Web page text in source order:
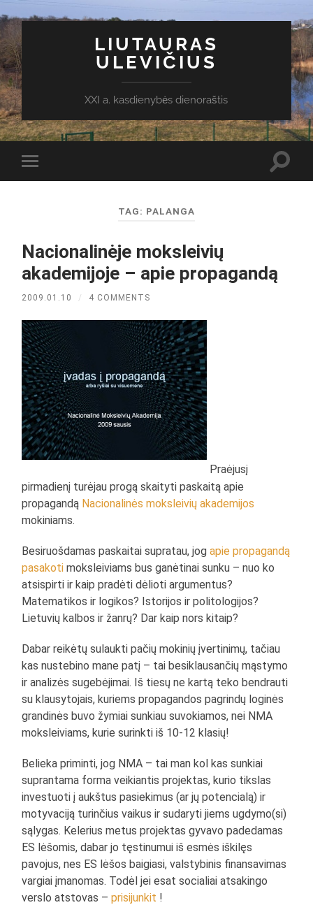
LIUTAURAS
ULEVIČIUS
XXI a. kasdienybės dienoraštis
Toggle
mobile
TAG: PALANGA
Nacionalinėje moksleivių
akademijoje – apie propagandą
2009.01.10 / 4 COMMENTS
Praėjusį
pirmadienį turėjau progą skaityti paskaitą apie
propagandą Nacionalinės moksleivių akademijos
mokiniams.
Besiruošdamas paskaitai supratau, jogapie propagandą
pasakoti moksleiviams bus ganėtinai sunku – nuo ko
atsispirti ir kaip pradėti dėlioti argumentus?
Matematikos ir logikos? Istorijos ir politologijos?
Lietuvių kalbos ir žanrų? Dar kaip nors kitaip?
Dabar reikėtų sulaukti pačių mokinių įvertinimų, tačiau
kas nustebino mane patį – tai besiklausančių mąstymo
ir analizės sugebėjimai. Iš tiesų ne kartą teko bendrauti
su klausytojais, kuriems propagandos pagrindų loginės
grandinės buvo žymiai sunkiau suvokiamos, nei NMA
moksleiviams, kurie surinkti iš 10-12 klasių!
Belieka priminti, jog NMA – tai man kol kas sunkiai
suprantama forma veikiantis projektas, kurio tikslas
investuoti į aukštus pasiekimus (ar jų potencialą) ir
motyvaciją turinčius vaikus ir sudaryti jiems ugdymo(si)
sąlygas. Kelerius metus projektas gyvavo padedamas
ES lėšomis, dabar jo tęstinumui iš esmės iškilęs
pavojus, nes ES lėšos baigiasi, valstybinis finansavimas
vargiai įmanomas. Todėl jei esat socialiai atsakingo
verslo atstovas –prisijunkit !